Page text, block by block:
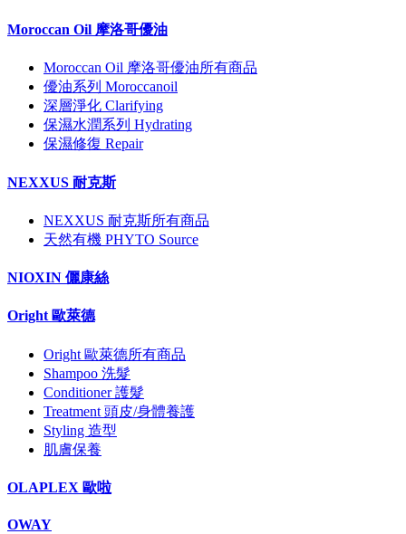
Moroccan Oil 摩洛哥優油
Moroccan Oil 摩洛哥優油所有商品
優油系列 Moroccanoil
深層淨化 Clarifying
保濕水潤系列 Hydrating
保濕修復 Repair
NEXXUS 耐克斯
NEXXUS 耐克斯所有商品
天然有機 PHYTO Source
NIOXIN 儷康絲
Oright 歐萊德
Oright 歐萊德所有商品
Shampoo 洗髮
Conditioner 護髮
Treatment 頭皮/身體養護
Styling 造型
肌膚保養
OLAPLEX 歐啦
OWAY